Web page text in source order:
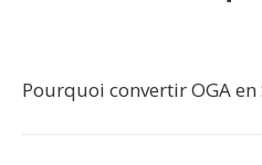
Pourquoi convertir OGA en